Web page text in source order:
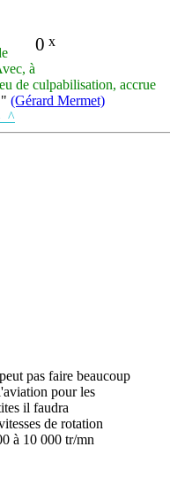
0 x
à
de culpabilisation, accrue
" (Gérard Mermet)
pas faire beaucoup
pour les
il faudra
de rotation
à 10 000 tr/mn